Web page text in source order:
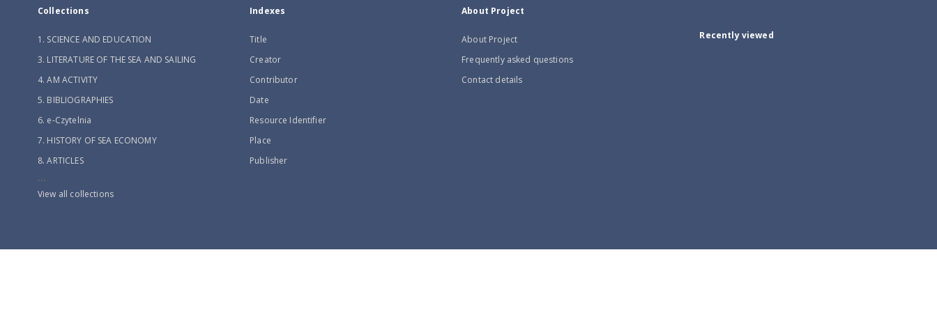
Collections
1. SCIENCE AND EDUCATION
3. LITERATURE OF THE SEA AND SAILING
4. AM ACTIVITY
5. BIBLIOGRAPHIES
6. e-Czytelnia
7. HISTORY OF SEA ECONOMY
8. ARTICLES
...
View all collections
Indexes
Title
Creator
Contributor
Date
Resource Identifier
Place
Publisher
About Project
About Project
Frequently asked questions
Contact details
Recently viewed